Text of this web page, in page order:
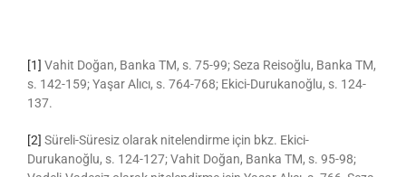
[1] Vahit Doğan, Banka TM, s. 75-99; Seza Reisoğlu, Banka TM,
s. 142-159; Yaşar Alıcı, s. 764-768; Ekici-Durukanoğlu, s. 124-
137.
[2] Süreli-Süresiz olarak nitelendirme için bkz. Ekici-
Durukanoğlu, s. 124-127; Vahit Doğan, Banka TM, s. 95-98;